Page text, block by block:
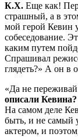
К.Х. Еще как!
страшный, а в
мой герой Кевин
собеседование.
каким путем
Спрашивал
глядеть?» А он в
«Да не
описали
На самом деле
быть, и не самый
актером, и